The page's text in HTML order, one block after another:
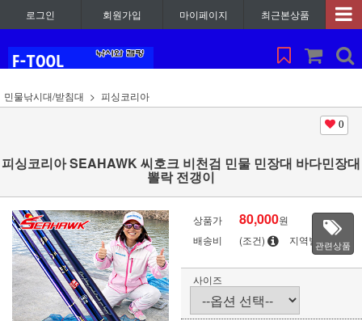
로그인 회원가입 마이페이지 최근본상품
민물낚시대/받침대 피싱코리아
0
피싱코리아 SEAHAWK 씨호크 비천검 민물 민장대 바다민장대
뽈락 전갱이
상품가 80,000원
배송비
(조건) 지역별관련상품
사이즈